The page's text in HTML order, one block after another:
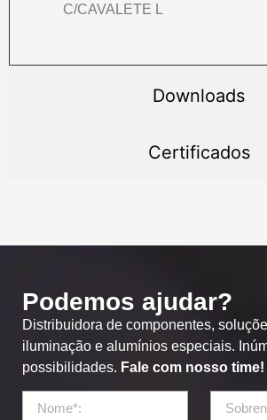
Downloads
Certificados
C/CAVALETE L
Podemos ajudar?
Distribuidora de componentes,
iluminação e alumínios especiais.
possibilidades. Fale com nosso time!